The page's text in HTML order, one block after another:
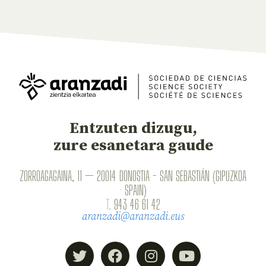
Entzuten dizugu,
zure esanetara gaude
ZORROAGAGAINA, 11 — 20014 DONOSTIA - SAN SEBASTIÁN (GIPUZKOA
· SPAIN)
T. 943 46 61 42
aranzadi@aranzadi.eus